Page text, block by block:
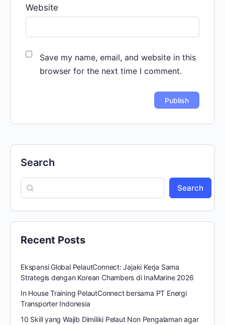
Website
Save my name, email, and website in this
browser for the next time I comment.
Search
Search
Recent Posts
Ekspansi Global PelautConnect: Jajaki Kerja Sama
Strategis dengan Korean Chambers di InaMarine 2026
In House Training PelautConnect bersama PT Energi
Transporter Indonesia
10 Skill yang Wajib Dimiliki Pelaut Non Pengalaman agar